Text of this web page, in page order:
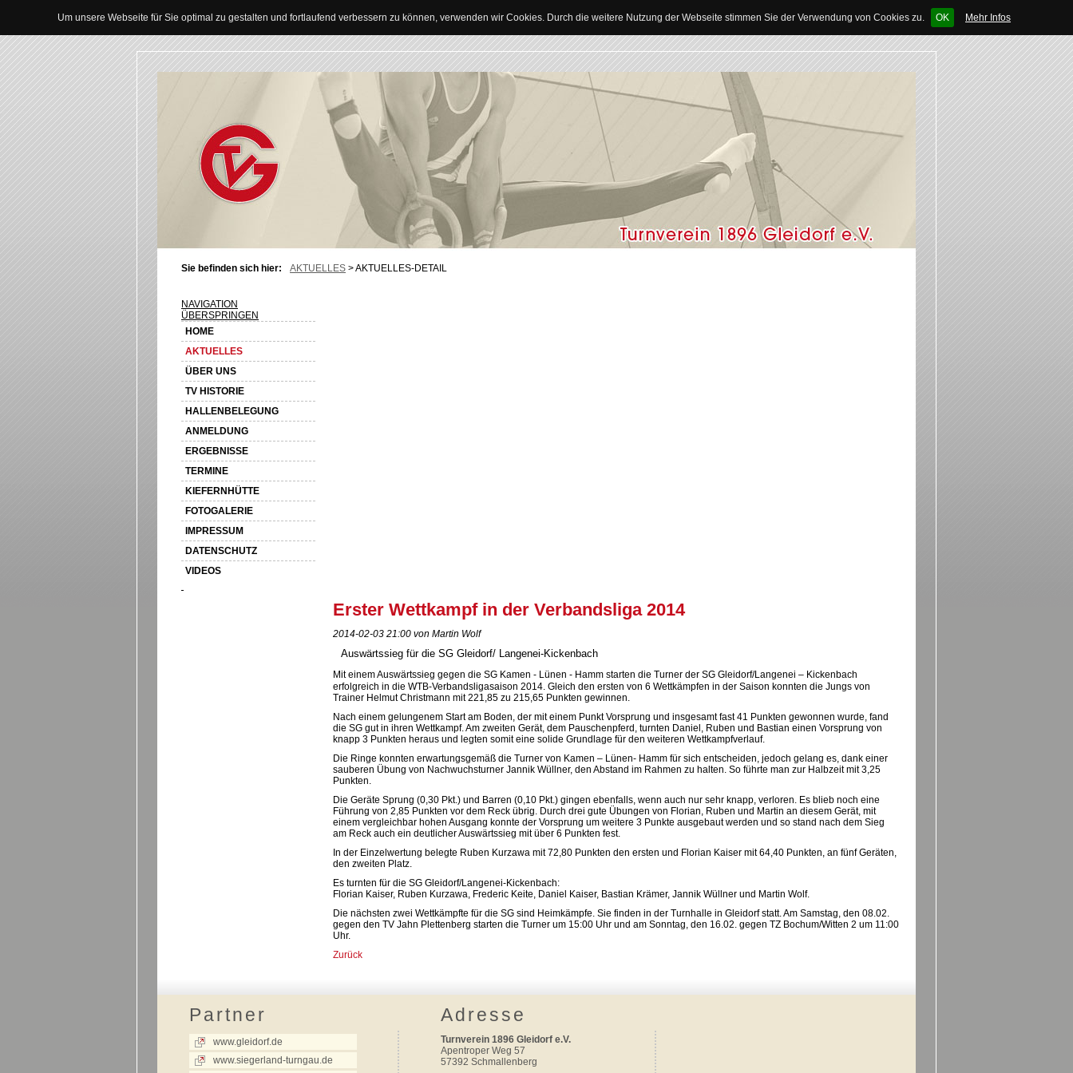
Um unsere Webseite für Sie optimal zu gestalten und fortlaufend verbessern zu können, verwenden wir Cookies. Durch die weitere Nutzung der Webseite stimmen Sie der Verwendung von Cookies zu. OK Mehr Infos
Sie befinden sich hier: AKTUELLES >AKTUELLES-DETAIL
NAVIGATION
ÜBERSPRINGEN
HOME
AKTUELLES
ÜBER UNS
TV HISTORIE
HALLENBELEGUNG
ANMELDUNG
ERGEBNISSE
TERMINE
KIEFERNHÜTTE
FOTOGALERIE
IMPRESSUM
DATENSCHUTZ
VIDEOS
Erster Wettkampf in der Verbandsliga 2014
2014-02-03 21:00 von Martin Wolf
Auswärtssieg für die SG Gleidorf/ Langenei-Kickenbach
Mit einem Auswärtssieg gegen die SG Kamen - Lünen - Hamm starten die Turner der SG Gleidorf/Langenei – Kickenbach
erfolgreich in die WTB-Verbandsligasaison 2014. Gleich den ersten von 6 Wettkämpfen in der Saison konnten die Jungs von
Trainer Helmut Christmann mit 221,85 zu 215,65 Punkten gewinnen.
Nach einem gelungenem Start am Boden, der mit einem Punkt Vorsprung und insgesamt fast 41 Punkten gewonnen wurde, fand
die SG gut in ihren Wettkampf. Am zweiten Gerät, dem Pauschenpferd, turnten Daniel, Ruben und Bastian einen Vorsprung von
knapp 3 Punkten heraus und legten somit eine solide Grundlage für den weiteren Wettkampfverlauf.
Die Ringe konnten erwartungsgemäß die Turner von Kamen – Lünen- Hamm für sich entscheiden, jedoch gelang es, dank einer
sauberen Übung von Nachwuchsturner Jannik Wüllner, den Abstand im Rahmen zu halten. So führte man zur Halbzeit mit 3,25
Punkten.
Die Geräte Sprung (0,30 Pkt.) und Barren (0,10 Pkt.) gingen ebenfalls, wenn auch nur sehr knapp, verloren. Es blieb noch eine
Führung von 2,85 Punkten vor dem Reck übrig. Durch drei gute Übungen von Florian, Ruben und Martin an diesem Gerät, mit
einem vergleichbar hohen Ausgang konnte der Vorsprung um weitere 3 Punkte ausgebaut werden und so stand nach dem Sieg
am Reck auch ein deutlicher Auswärtssieg mit über 6 Punkten fest.
In der Einzelwertung belegte Ruben Kurzawa mit 72,80 Punkten den ersten und Florian Kaiser mit 64,40 Punkten, an fünf Geräten,
den zweiten Platz.
Es turnten für die SG Gleidorf/Langenei-Kickenbach:
Florian Kaiser, Ruben Kurzawa, Frederic Keite, Daniel Kaiser, Bastian Krämer, Jannik Wüllner und Martin Wolf.
Die nächsten zwei Wettkämpfte für die SG sind Heimkämpfe. Sie finden in der Turnhalle in Gleidorf statt. Am Samstag, den 08.02.
gegen den TV Jahn Plettenberg starten die Turner um 15:00 Uhr und am Sonntag, den 16.02. gegen TZ Bochum/Witten 2 um 11:00
Uhr.
Zurück
Partner
www.gleidorf.de
www.siegerland-turngau.de
Adresse
Turnverein 1896 Gleidorf e.V.
Apentroper Weg 57
57392 Schmallenberg